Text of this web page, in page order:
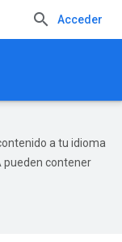
Acceder
a tu idioma
pueden contener